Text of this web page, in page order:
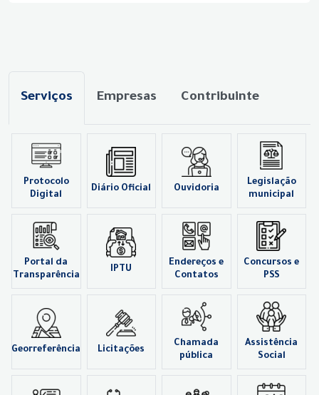
Serviços Empresas Contribuinte
Protocolo
Digital
Diário Oficial Ouvidoria
Legislação
municipal
Portal da
Transparência
IPTU
Endereços e
Contatos
Concursos e
PSS
Georreferência Licitações
Chamada
pública
Assistência
Social